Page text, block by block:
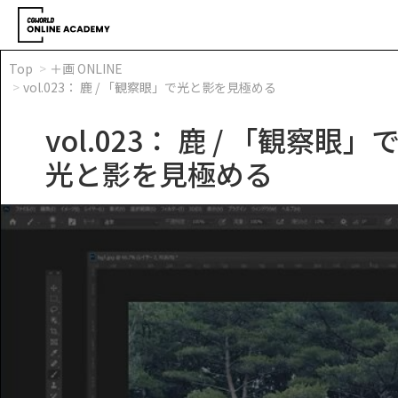
Top
＋画 ONLINE
vol.023： 鹿 / 「観察眼」で光と影を見極める
vol.023： 鹿 / 「観察眼」
光と影を見極める